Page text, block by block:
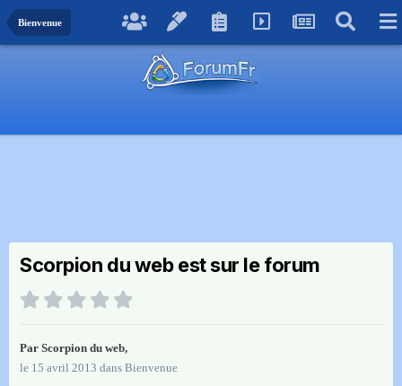
Bienvenue
Scorpion du web est sur le forum
Par Scorpion du web,
le 15 avril 2013 dans Bienvenue